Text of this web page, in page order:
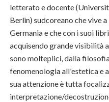
letterato e docente
Berlin) sudcoreano che vive
Germania e che con i suoi
acquisendo grande visibilità
sono molteplici, dalla
fenomenologia all'estetica e
sua attenzione è tutta
interpretazione/